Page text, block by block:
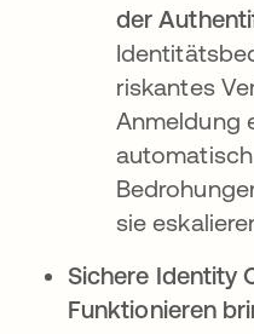
der
riskantes
Anmeldung
sie
Sichere Identity
Funktionieren